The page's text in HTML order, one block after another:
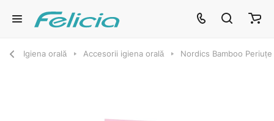
Igiena orală Accesorii igiena orală Nordics Bamboo